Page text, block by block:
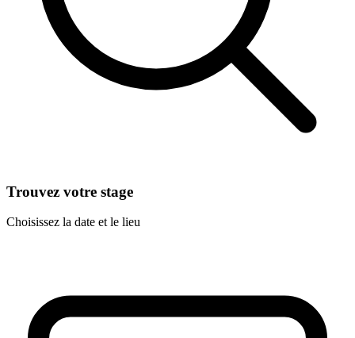
Trouvez votre stage
Choisissez la date et le lieu